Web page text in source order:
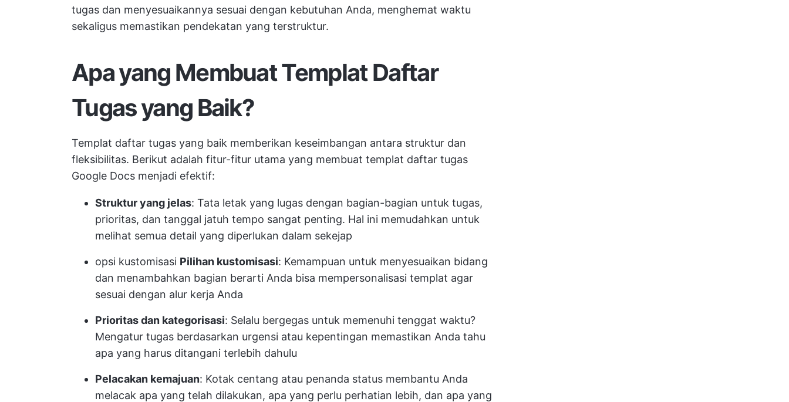
tugas dan menyesuaikannya sesuai dengan kebutuhan Anda, menghemat waktu
sekaligus memastikan pendekatan yang terstruktur.
Apa yang Membuat Templat Daftar
Tugas yang Baik?
Templat daftar tugas yang baik memberikan keseimbangan antara struktur dan
fleksibilitas. Berikut adalah fitur-fitur utama yang membuat templat daftar tugas
Google Docs menjadi efektif:
Struktur yang jelas: Tata letak yang lugas dengan bagian-bagian untuk tugas,
prioritas, dan tanggal jatuh tempo sangat penting. Hal ini memudahkan untuk
melihat semua detail yang diperlukan dalam sekejap
opsi kustomisasi Pilihan kustomisasi: Kemampuan untuk menyesuaikan bidang
dan menambahkan bagian berarti Anda bisa mempersonalisasi templat agar
sesuai dengan alur kerja Anda
Prioritas dan kategorisasi: Selalu bergegas untuk memenuhi tenggat waktu?
Mengatur tugas berdasarkan urgensi atau kepentingan memastikan Anda tahu
apa yang harus ditangani terlebih dahulu
Pelacakan kemajuan: Kotak centang atau penanda status membantu Anda
melacak apa yang telah dilakukan, apa yang perlu perhatian lebih, dan apa yang